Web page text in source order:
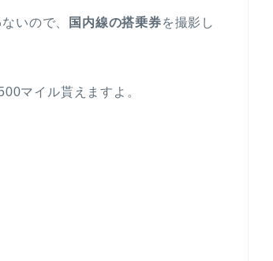
いので、 国内線の搭乗券を撮影し
マイル貰えますよ。